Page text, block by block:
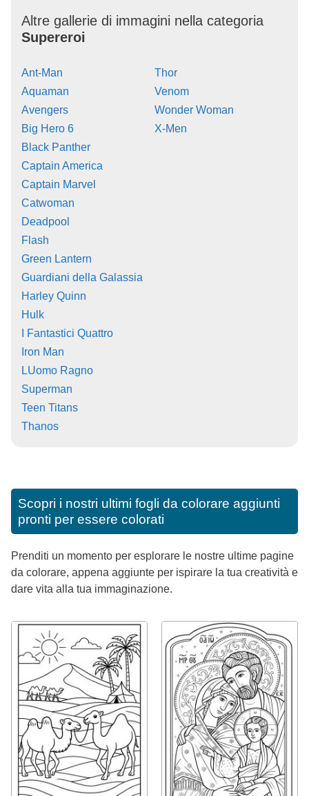
Altre gallerie di immagini nella categoria
Supereroi
Ant-Man
Aquaman
Avengers
Big Hero 6
Black Panther
Captain America
Captain Marvel
Catwoman
Deadpool
Flash
Green Lantern
Guardiani della Galassia
Harley Quinn
Hulk
I Fantastici Quattro
Iron Man
LUomo Ragno
Superman
Teen Titans
Thanos
Thor
Venom
Wonder Woman
X-Men
Scopri i nostri ultimi fogli da colorare aggiunti
pronti per essere colorati
Prenditi un momento per esplorare le nostre ultime pagine
da colorare, appena aggiunte per ispirare la tua creatività e
dare vita alla tua immaginazione.